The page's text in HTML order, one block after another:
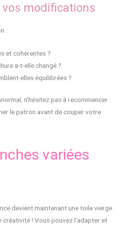
vos modifications
:
et cohérentes ?
a-t-elle changé ?
elles équilibrées ?
n’hésitez pas à recommencer :
le patron avant de couper votre
variées
devient maintenant une toile vierge
! Vous pouvez l’adapter et